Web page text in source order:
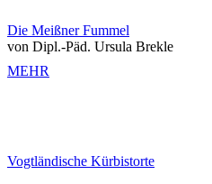
Die Meißner Fummel
von Dipl.-Päd. Ursula Brekle
MEHR
Vogtländische Kürbistorte